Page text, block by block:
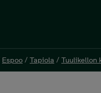
Espoo / Tapiola / Tuulikellon
Espoo / Tapiola / Tuulikellon
2h+kt,